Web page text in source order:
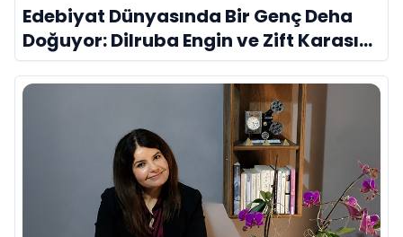
Edebiyat Dünyasında Bir Genç Deha
Doğuyor: Dilruba Engin ve Zift Karası
Evreni ‘AVENOİR’